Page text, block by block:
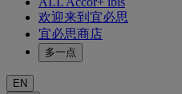
欢迎来到宜必思
宜必思商店
多一点
EN